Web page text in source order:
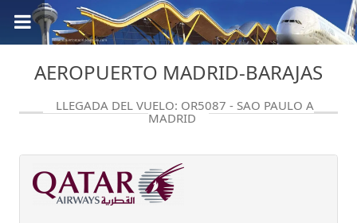
AEROPUERTO MADRID-BARAJAS
LLEGADA DEL VUELO: QR5087 - SAO PAULO A
MADRID